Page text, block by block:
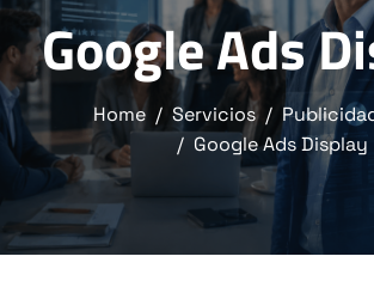
Google Ads
Home Servicios
Google Ads Display